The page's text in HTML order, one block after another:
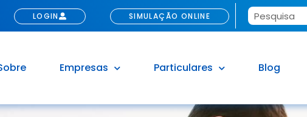
LOGIN SIMULAÇÃO ONLINE
Empresas Particulares Blog